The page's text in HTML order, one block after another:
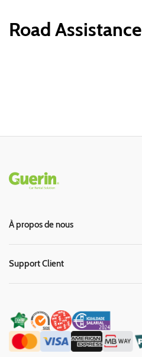
Road Assistance
Rodapé
À propos de nous
Support Client